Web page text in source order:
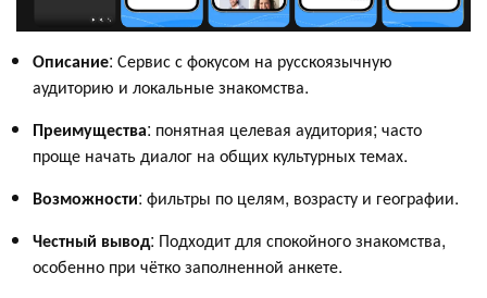
Описание: Сервис с фокусом на русскоязычную
аудиторию и локальные знакомства.
Преимущества: понятная целевая аудитория; часто
проще начать диалог на общих культурных темах.
Возможности: фильтры по целям, возрасту и географии.
Честный вывод: Подходит для спокойного знакомства,
особенно при чётко заполненной анкете.